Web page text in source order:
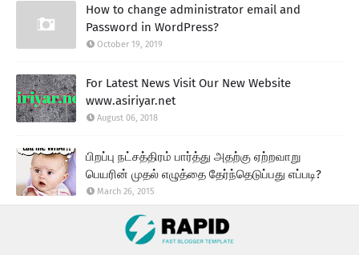
How to change administrator email and
Password in WordPress?
October 19, 2019
For Latest News Visit Our New Website
www.asiriyar.net
August 06, 2018
பிறப்பு நட்சத்திரம் பார்த்து அதற்கு ஏற்றவாறு
பெயரின் முதல் எழுத்தை தேர்ந்தெடுப்பது எப்படி?
March 26, 2015